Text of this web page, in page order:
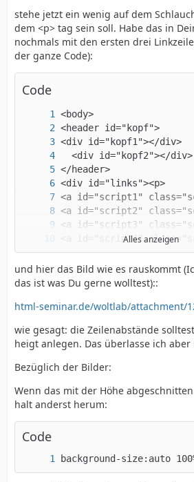
stehe jetzt ein wenig auf dem
dem <p> tag sein soll. Habe das in
nochmals mit den ersten drei
der ganze Code):
Code
Alles anzeigen
und hier das Bild wie es rauskommt
das ist was Du gerne wolltest)::
html-seminar.de/woltlab/attachment/
wie gesagt: die Zeilenabstände
heigt anlegen. Das überlasse ich aber
Bezüglich der Bilder:
Wenn das mit der Höhe
halt anderst herum:
Code
background-size:auto